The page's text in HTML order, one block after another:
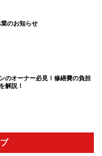
のお知らせ
のオーナー必見！修繕費の負担
解説！